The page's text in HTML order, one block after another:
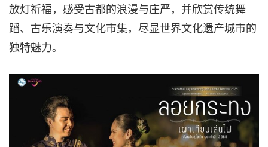
放灯祈福，感受古都的浪漫与庄严，并欣赏传统舞
蹈、古乐演奏与文化市集，尽显世界文化遗产城市的
独特魅力。